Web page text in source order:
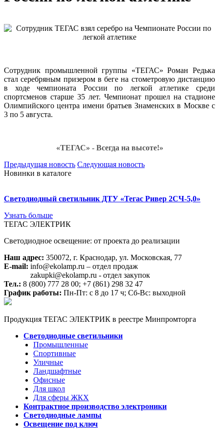
Сотрудник промышленной группы «ТЕГАС» Роман Редька
стал серебряным призером в беге на стометровую дистанцию
в ходе чемпионата России по легкой атлетике среди
спортсменов старше 35 лет. Чемпионат прошел на стадионе
Олимпийского центра имени братьев Знаменских в Москве с
3 по 5 августа.
«ТЕГАС» - Всегда на высоте!»
Предыдущая новость Следующая новость
Новинки в каталоге
Светодиодный светильник ДТУ «Тегас Ривер 2СЧ-5,0»
Узнать больше
ТЕГАС ЭЛЕКТРИК
Светодиодное освещение: от проекта до реализации
Наш адрес: 350072, г. Краснодар, ул. Московская, 77
E-mail: info@ekolamp.ru – отдел продаж
zakupki@ekolamp.ru - отдел закупок
Тел.: 8 (800) 777 28 00; +7 (861) 298 32 47
График работы: Пн-Пт: с 8 до 17 ч; Сб-Вс: выходной
Продукция ТЕГАС ЭЛЕКТРИК в реестре Минпромторга
Светодиодные светильники
Промышленные
Спортивные
Уличные
Ландшафтные
Офисные
Для школ
Для сферы ЖКХ
Контрактное производство электроники
Светодиодные лампы
Освещение под ключ